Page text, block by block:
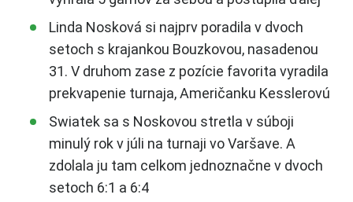
Linda Nosková si najprv poradila v dvoch
setoch s krajankou Bouzkovou, nasadenou
31. V druhom zase z pozície favorita vyradila
prekvapenie turnaja, Američanku Kesslerovú
Swiatek sa s Noskovou stretla v súboji
minulý rok v júli na turnaji vo Varšave. A
zdolala ju tam celkom jednoznačne v dvoch
setoch 6:1 a 6:4